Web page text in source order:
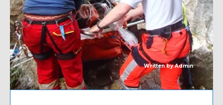
Written byAdmin